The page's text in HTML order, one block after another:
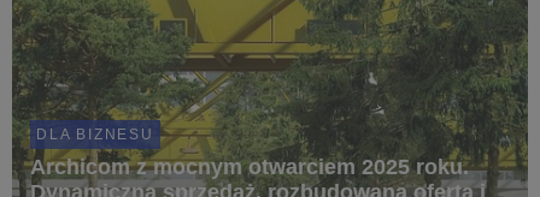
DLA BIZNESU
Archicom z mocnym otwarciem 2025 roku.